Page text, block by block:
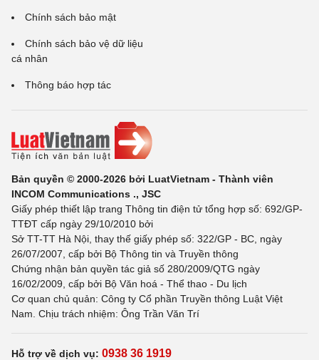
Chính sách bảo mật
Chính sách bảo vệ dữ liệu
cá nhân
Thông báo hợp tác
Bản quyền © 2000-2026 bởi LuatVietnam - Thành viên
INCOM Communications ., JSC
Giấy phép thiết lập trang Thông tin điện tử tổng hợp số: 692/GP-
TTĐT cấp ngày 29/10/2010 bởi
Sở TT-TT Hà Nội, thay thế giấy phép số: 322/GP - BC, ngày
26/07/2007, cấp bởi Bộ Thông tin và Truyền thông
Chứng nhận bản quyền tác giả số 280/2009/QTG ngày
16/02/2009, cấp bởi Bộ Văn hoá - Thể thao - Du lịch
Cơ quan chủ quản: Công ty Cổ phần Truyền thông Luật Việt
Nam. Chịu trách nhiệm: Ông Trần Văn Trí
Hỗ trợ về dịch vụ: 0938 36 1919